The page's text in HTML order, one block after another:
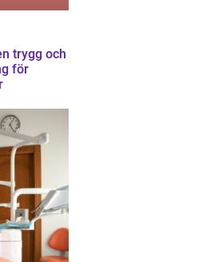
för